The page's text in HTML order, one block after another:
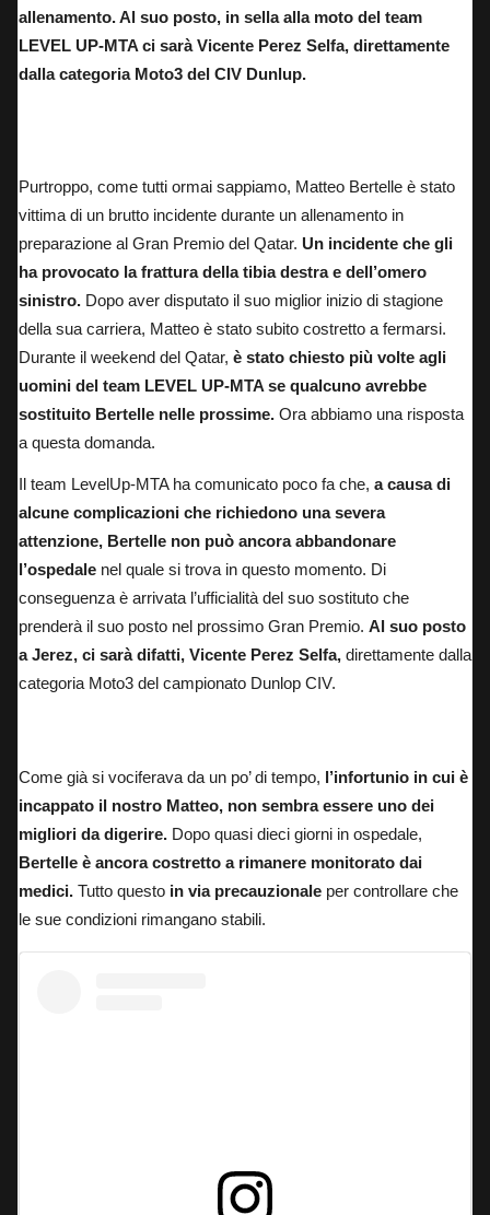
allenamento. Al suo posto, in sella alla moto del team
LEVEL UP-MTA ci sarà Vicente Perez Selfa, direttamente
dalla categoria Moto3 del CIV Dunlup.
Purtroppo, come tutti ormai sappiamo, Matteo Bertelle è stato
vittima di un brutto incidente durante un allenamento in
preparazione al Gran Premio del Qatar. Un incidente che gli
ha provocato la frattura della tibia destra e dell’omero
sinistro. Dopo aver disputato il suo miglior inizio di stagione
della sua carriera, Matteo è stato subito costretto a fermarsi.
Durante il weekend del Qatar, è stato chiesto più volte agli
uomini del team LEVEL UP-MTA se qualcuno avrebbe
sostituito Bertelle nelle prossime. Ora abbiamo una risposta
a questa domanda.
Il team LevelUp-MTA ha comunicato poco fa che, a causa di
alcune complicazioni che richiedono una severa
attenzione, Bertelle non può ancora abbandonare
l’ospedale nel quale si trova in questo momento. Di
conseguenza è arrivata l’ufficialità del suo sostituto che
prenderà il suo posto nel prossimo Gran Premio. Al suo posto
a Jerez, ci sarà difatti, Vicente Perez Selfa, direttamente dalla
categoria Moto3 del campionato Dunlop CIV.
Come già si vociferava da un po’ di tempo, l’infortunio in cui è
incappato il nostro Matteo, non sembra essere uno dei
migliori da digerire. Dopo quasi dieci giorni in ospedale,
Bertelle è ancora costretto a rimanere monitorato dai
medici. Tutto questo in via precauzionale per controllare che
le sue condizioni rimangano stabili.